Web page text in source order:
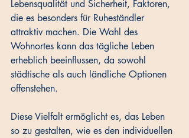
Lebensqualität und Sicherheit, Faktoren,
die es besonders für Ruheständler
attraktiv machen. Die Wahl des
Wohnortes kann das tägliche Leben
erheblich beeinflussen, da sowohl
städtische als auch ländliche Optionen
offenstehen.
Diese Vielfalt ermöglicht es, das Leben
so zu gestalten, wie es den individuellen